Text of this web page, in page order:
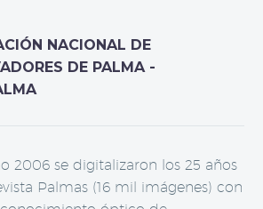
NACIONAL DE
DE PALMA -
2006 se digitalizaron los 25 años
Palmas (16 mil imágenes) con